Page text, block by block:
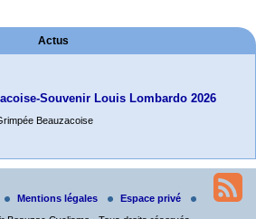
Actus
Beauzacoise
dans l’Aveyron.
Mentions légales
Espace privé